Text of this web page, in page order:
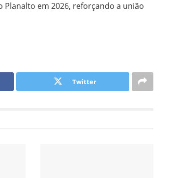
em 2026, reforçando a união
Twitter